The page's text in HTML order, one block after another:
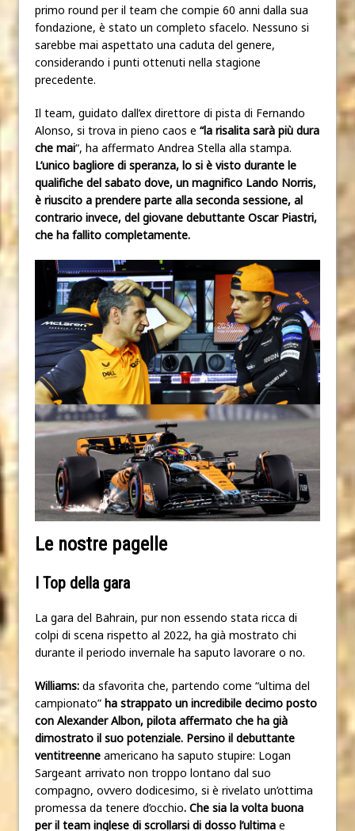
primo round per il team che compie 60 anni dalla sua
fondazione, è stato un completo sfacelo. Nessuno si
sarebbe mai aspettato una caduta del genere,
considerando i punti ottenuti nella stagione
precedente.
Il team, guidato dall’ex direttore di pista di Fernando
Alonso, si trova in pieno caos e “la risalita sarà più dura
che mai“, ha affermato Andrea Stella alla stampa.
L’unico bagliore di speranza, lo si è visto durante le
qualifiche del sabato dove, un magnifico Lando Norris,
è riuscito a prendere parte alla seconda sessione, al
contrario invece, del giovane debuttante Oscar Piastri,
che ha fallito completamente.
Le nostre pagelle
I Top della gara
La gara del Bahrain, pur non essendo stata ricca di
colpi di scena rispetto al 2022, ha già mostrato chi
durante il periodo invernale ha saputo lavorare o no.
Williams: da sfavorita che, partendo come “ultima del
campionato” ha strappato un incredibile decimo posto
con Alexander Albon, pilota affermato che ha già
dimostrato il suo potenziale. Persino il debuttante
ventitreenne americano ha saputo stupire: Logan
Sargeant arrivato non troppo lontano dal suo
compagno, ovvero dodicesimo, si è rivelato un’ottima
promessa da tenere d’occhio. Che sia la volta buona
per il team inglese di scrollarsi di dosso l’ultima e